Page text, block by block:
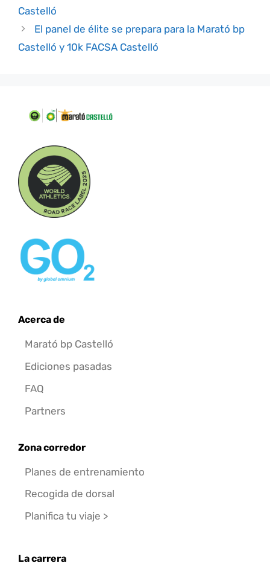
Castelló
El panel de élite se prepara para la Marató bp
Castelló y 10k FACSA Castelló
Acerca de
Marató bp Castelló
Ediciones pasadas
FAQ
Partners
Zona corredor
Planes de entrenamiento
Recogida de dorsal
Planifica tu viaje >
La carrera